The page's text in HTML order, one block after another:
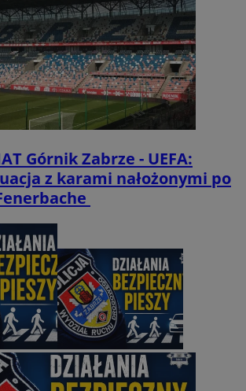
Górnik Zabrze - UEFA:
z karami nałożonymi po